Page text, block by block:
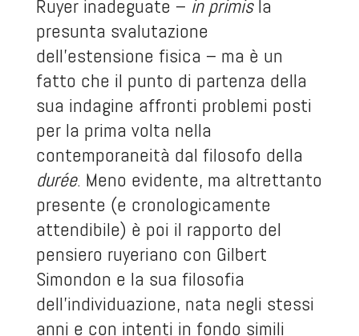
Ruyer inadeguate – in primisla
presunta svalutazione
dell’estensione fisica – ma è un
fatto che il punto di partenza della
sua indagine affronti problemi posti
per la prima volta nella
contemporaneità dal filosofo della
durée. Meno evidente, ma altrettanto
presente (e cronologicamente
attendibile) è poi il rapporto del
pensiero ruyeriano con Gilbert
Simondon e la sua filosofia
dell’individuazione, nata negli stessi
anni e con intenti in fondo simili